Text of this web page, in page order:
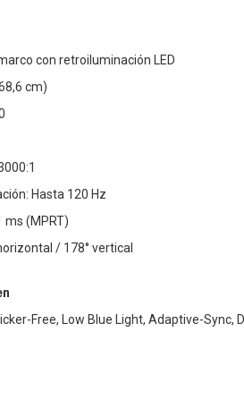
con retroiluminación LED
cm)
Hasta 120 Hz
ms (MPRT)
/ 178° vertical
Free, Low Blue Light, Adaptive-Sync,